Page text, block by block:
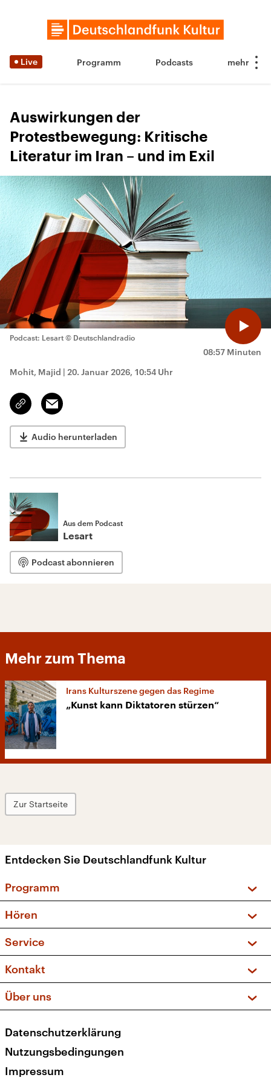
Live Programm Podcasts
Auswirkungen der
Protestbewegung: Kritische
Literatur im Iran – und im Exil
08:57 Minuten
Podcast: Lesart © Deutschlandradio
Mohit, Majid | 20. Januar 2026, 10:54 Uhr
Link
kopieren/teilen
Email
Audio herunterladen
Aus dem Podcast
Lesart
Podcast abonnieren
Mehr zum Thema
Irans Kulturszene gegen das Regime
„Kunst kann Diktatoren stürzen“
Zur Startseite
Entdecken Sie Deutschlandfunk Kultur
Programm
Sendungen und Podcasts
Musikliste
Kakadu – Das Kinderprogramm
Hören
Frequenzen (UKW + DAB+)
Service
FAQ
Apps
Newsletter
Veranstaltungen
Kontakt
Social Media
Über uns
Presse
Karriere
Transparenz
Datenschutzerklärung
Nutzungsbedingungen
Impressum